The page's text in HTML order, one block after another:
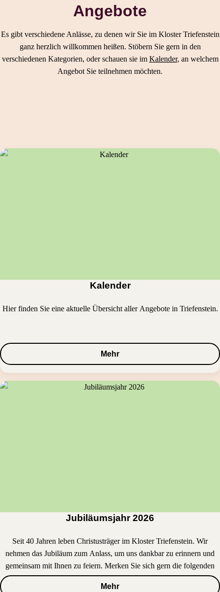
Angebote
Es gibt verschiedene Anlässe, zu denen wir Sie im Kloster Triefenstein
ganz herzlich willkommen heißen. Stöbern Sie gern in den
verschiedenen Kategorien, oder schauen sie im Kalender, an welchem
Angebot Sie teilnehmen möchten.
Kalender
Hier finden Sie eine aktuelle Übersicht aller Angebote in Triefenstein.
Mehr
Jubiläumsjahr 2026
Seit 40 Jahren leben Christusträger im Kloster Triefenstein. Wir
nehmen das Jubiläum zum Anlass, um uns dankbar zu erinnern und
gemeinsam mit Ihnen zu feiern. Merken Sie sich gern die folgenden
Termine vor.
Mehr